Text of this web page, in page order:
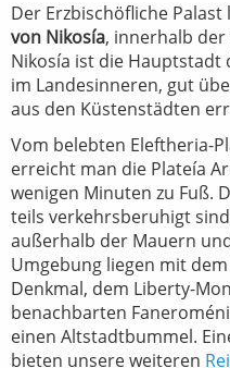
Der Erzbischöfliche
von Nikosía, innerhalb
Nikosía ist die Hauptstadt
im Landesinneren, gut
aus den Küstenstädten
Vom belebten Eleftheria-
erreicht man die Plateía
wenigen Minuten zu Fuß.
teils verkehrsberuhigt
außerhalb der Mauern
Umgebung liegen mit
Denkmal, dem Liberty-
benachbarten
einen Altstadtbummel.
bieten unsere weiteren